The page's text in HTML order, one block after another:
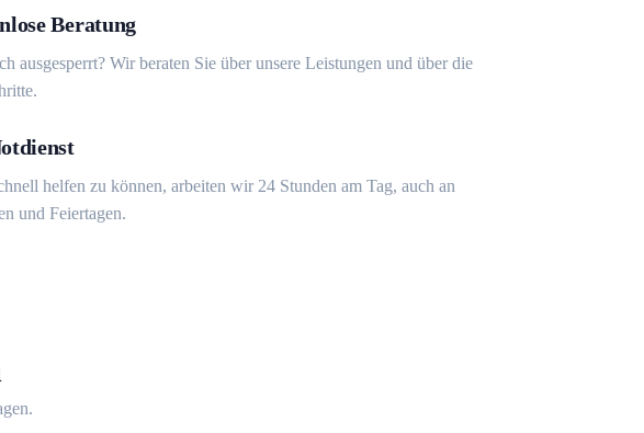
Beratung
ausgesperrt? Wir beraten Sie über unsere Leistungen und über die
helfen zu können, arbeiten wir 24 Stunden am Tag, auch an
und Feiertagen.